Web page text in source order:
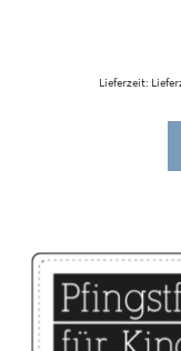
Lieferzeit: